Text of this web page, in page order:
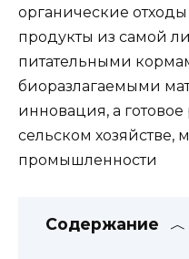
органические
продукты из самой
питательными
биоразлагаемыми
инновация, а
сельском хозяйстве,
промышленности
Содержание